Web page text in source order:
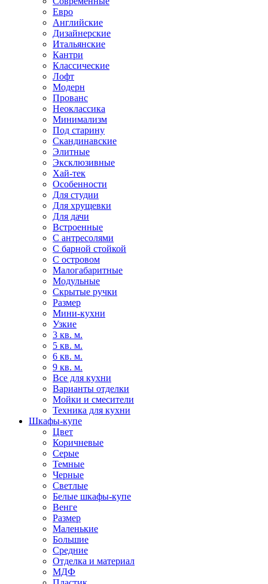
Евро
Английские
Дизайнерские
Итальянские
Кантри
Классические
Лофт
Модерн
Прованс
Неоклассика
Минимализм
Под старину
Скандинавские
Элитные
Эксклюзивные
Хай-тек
Особенности
Для студии
Для хрущевки
Для дачи
Встроенные
С антресолями
С барной стойкой
С островом
Малогабаритные
Модульные
Скрытые ручки
Размер
Мини-кухни
Узкие
3 кв. м.
5 кв. м.
6 кв. м.
9 кв. м.
Все для кухни
Варианты отделки
Мойки и смесители
Техника для кухни
Шкафы-купе
Цвет
Коричневые
Серые
Темные
Черные
Светлые
Белые шкафы-купе
Венге
Размер
Маленькие
Большие
Средние
Отделка и материал
МДФ